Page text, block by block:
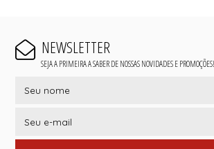
NEWSLETTER
SEJA A PRIMEIRA A SABER DE NOSSAS NOVIDADES E PROMOÇÕES!